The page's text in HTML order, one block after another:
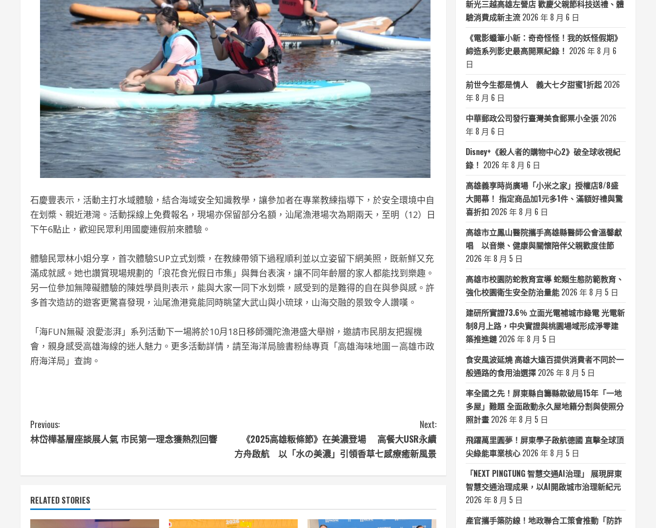
石慶豐表示，活動主打水域體驗，結合海域安全知識教學，讓參加者在專業教練指導下，於安全環境中自
在划槳、親近港灣。活動採線上免費報名，現場亦保留部分名額，汕尾漁港場次為期兩天，至明（12）日
下午6點止，歡迎民眾利用國慶連假前來體驗。
體驗民眾林小姐分享，首次體驗SUP立式划槳，在教練帶領下過程順利並以立姿留下網美照，既新鮮又充
滿成就感。她也讚賞現場規劃的「浪花食光假日市集」與舞台表演，讓不同年齡層的家人都能找到樂趣。
另一位參加無障礙體驗的陳姓學員則表示，能與大家一同下水划槳，感受到的是難得的自在與參與感。許
多首次造訪的遊客更驚喜發現，汕尾漁港竟能同時眺望大武山與小琉球，山海交融的景致令人讚嘆。
「海FUN無礙 浪愛澎湃」系列活動下一場將於10月18日移師彌陀漁港盛大舉辦，邀請市民朋友把握機
會，親身感受高雄海線的迷人魅力。更多活動詳情，請至海洋局臉書粉絲專頁「高雄海味地圖－高雄市政
府海洋局」查詢。
C
o
i
Previous:
林岱樺基層座談展人氣 市民第一理念獲熱烈回響
Next:
《2025高雄粄條節》在美濃登場 高餐大USR永續
方舟啟航 以「水の美濃」引領香草七感療癒新風景
RELATED STORIES
新光三越高雄左營店 歡慶父親節科技送禮、體
驗消費成新主流 2026 年 8 月 6 日
《電影蠟筆小新：奇奇怪怪！我的妖怪假期》
締造系列影史最高開票紀錄！ 2026 年 8 月 6
日
前世今生都是情人 義大七夕甜蜜1折起 2026
年 8 月 6 日
中華郵政公司發行臺灣美食郵票小全張 2026
年 8 月 6 日
Disney+《殺人者的購物中心2》破全球收視紀
錄！ 2026 年 8 月 6 日
高雄義享時尚廣場「小米之家」授權店8/8盛
大開幕！ 指定商品加1元多1件、滿額好禮與驚
喜折扣 2026 年 8 月 6 日
高雄市立鳳山醫院攜手高雄縣醫師公會溫馨獻
唱 以音樂、健康與關懷陪伴父親歡度佳節
2026 年 8 月 5 日
高雄市校園防蛇教育宣導 蛇類生態防範教育、
強化校園衛生安全防治量能 2026 年 8 月 5 日
建研所實證73.6％ 立面光電補城市綠電 光電新
制8月上路，中央實證與桃園場域形成淨零建
築推進鏈 2026 年 8 月 5 日
食安風波延燒 高雄大遠百提供消費者不同於一
般通路的食用油選擇 2026 年 8 月 5 日
率全國之先！屏東縣自籌縣款破局15年「一地
多屋」難題 全面啟動永久屋地籍分割與使照分
照計畫 2026 年 8 月 5 日
飛躍萬里圓夢！屏東學子啟航德國 直擊全球頂
尖綠能車業核心 2026 年 8 月 5 日
「NEXT PINGTUNG 智慧交通AI治理」 展現屏東
智慧交通治理成果，以AI開啟城市治理新紀元
2026 年 8 月 5 日
產官攜手築防線！地政聯合工策會推動「防詐